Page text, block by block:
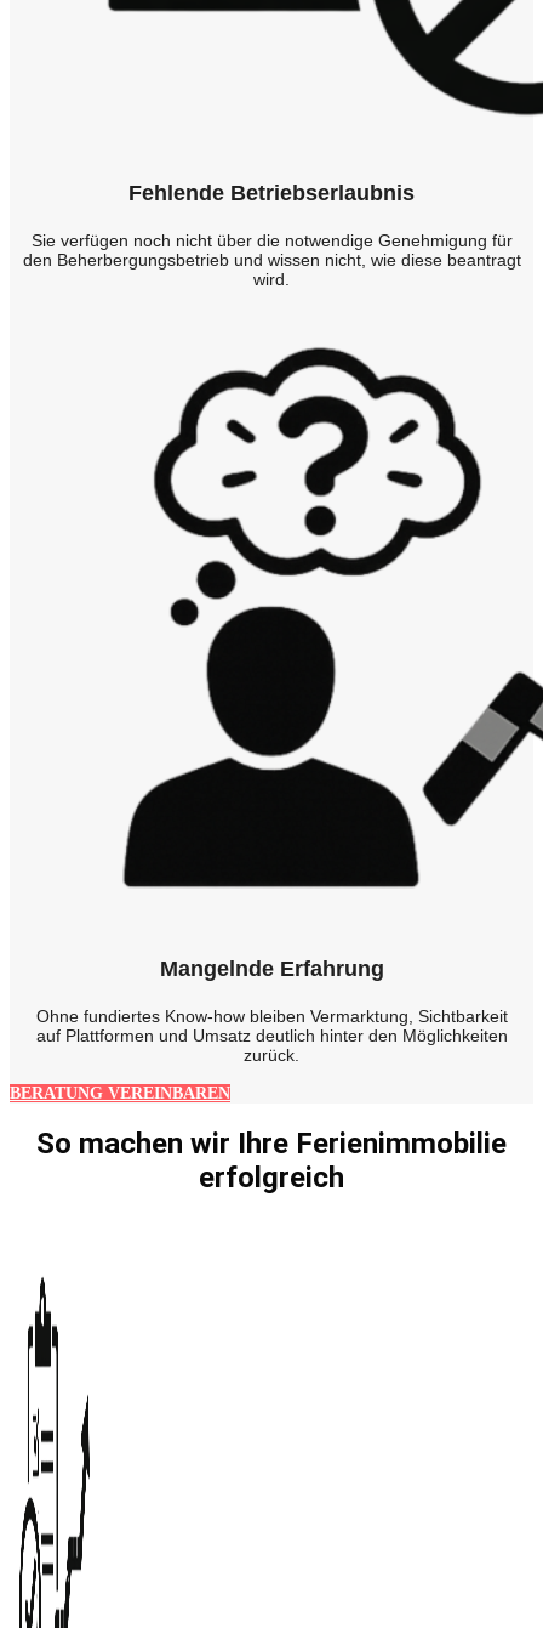
Fehlende Betriebserlaubnis
Sie verfügen noch nicht über die notwendige Genehmigung für
den Beherbergungsbetrieb und wissen nicht, wie diese beantragt
wird.
Mangelnde Erfahrung
Ohne fundiertes Know-how bleiben Vermarktung, Sichtbarkeit
auf Plattformen und Umsatz deutlich hinter den Möglichkeiten
zurück.
BERATUNG VEREINBAREN
So machen wir Ihre Ferienimmobilie
erfolgreich